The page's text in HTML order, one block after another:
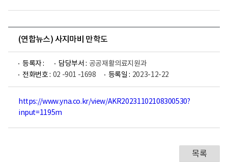
부
립
재
활
앙
장
인
보
건
센
(연합뉴스) 사지마비 만학도
등록자 : 담당부서 : 공공재활의료지원과
전화번호 : 02 -901 -1698 등록일 : 2023-12-22
https://www.yna.co.kr/view/AKR20231102108300530?
input=1195m
목록